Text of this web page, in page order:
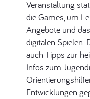
Veranstaltung
die Games, um
Angebote und
digitalen Spielen.
auch Tipps zur
Infos zum
Entwicklungen